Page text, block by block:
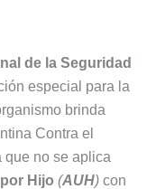
de la Seguridad
especial para la
brinda
Contra el
que no se aplica
Hijo (AUH) con